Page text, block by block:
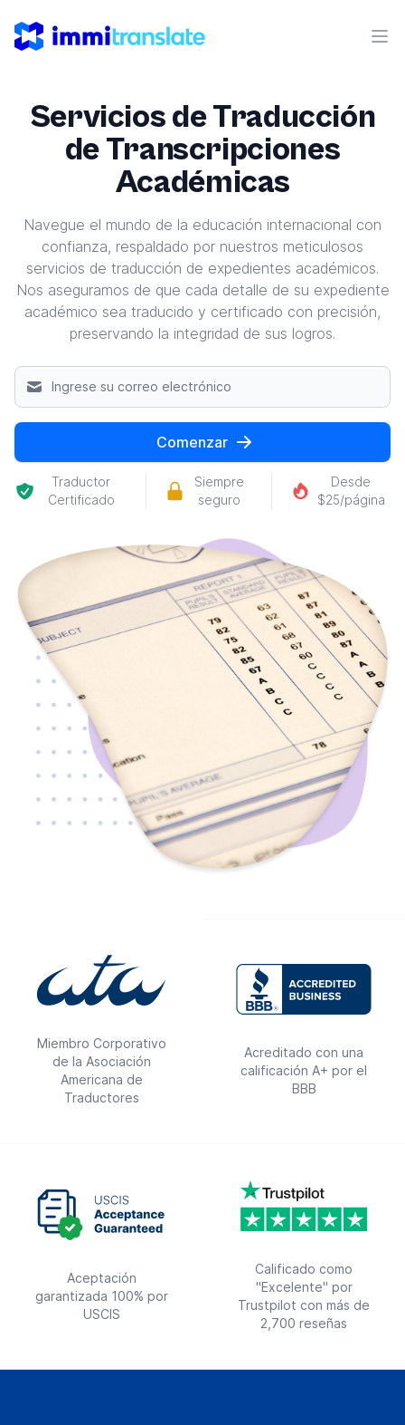
ImmiTranslate
Servicios de Traducción
de Transcripciones
Académicas
Navegue el mundo de la educación internacional con
confianza, respaldado por nuestros meticulosos
servicios de traducción de expedientes académicos.
Nos aseguramos de que cada detalle de su expediente
académico sea traducido y certificado con precisión,
preservando la integridad de sus logros.
Comenzar
Traductor
Certificado
Siempre
seguro
Desde
$25/página
Miembro Corporativo
de la Asociación
Americana de
Traductores
Acreditado con una
calificación A+ por el
BBB
Aceptación
garantizada 100% por
USCIS
Calificado como
"Excelente" por
Trustpilot con más de
2,700 reseñas